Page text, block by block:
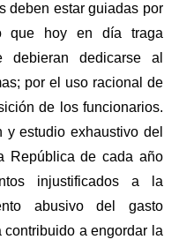
deben estar guiadas por
que hoy en día traga
debieran dedicarse al
por el uso racional de
de los funcionarios.
y estudio exhaustivo del
República de cada año
injustificados a la
abusivo del gasto
a engordar la